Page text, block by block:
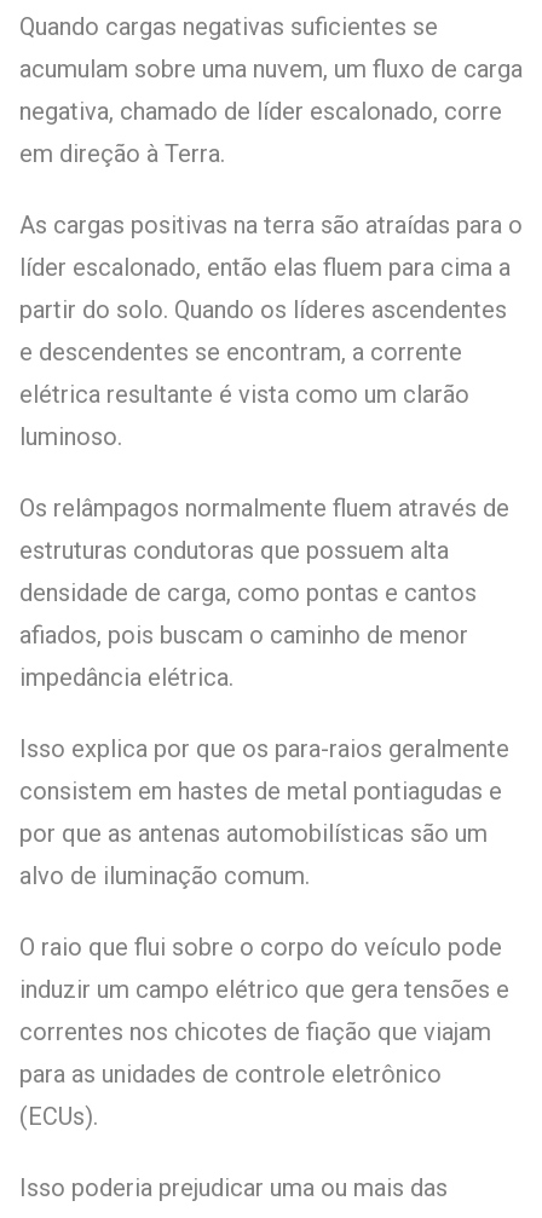
Quando cargas negativas suficientes se
acumulam sobre uma nuvem, um fluxo de carga
negativa, chamado de líder escalonado, corre
em direção à Terra.
As cargas positivas na terra são atraídas para o
líder escalonado, então elas fluem para cima a
partir do solo. Quando os líderes ascendentes
e descendentes se encontram, a corrente
elétrica resultante é vista como um clarão
luminoso.
Os relâmpagos normalmente fluem através de
estruturas condutoras que possuem alta
densidade de carga, como pontas e cantos
afiados, pois buscam o caminho de menor
impedância elétrica.
Isso explica por que os para-raios geralmente
consistem em hastes de metal pontiagudas e
por que as antenas automobilísticas são um
alvo de iluminação comum.
O raio que flui sobre o corpo do veículo pode
induzir um campo elétrico que gera tensões e
correntes nos chicotes de fiação que viajam
para as unidades de controle eletrônico
(ECUs).
Isso poderia prejudicar uma ou mais das